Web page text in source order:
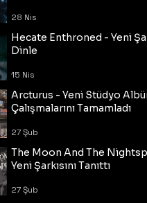
28 Nis
Hecate Enthroned - Yeni
Dinle
15 Nis
Arcturus - Yeni Stüdyo
Çalışmalarını Tamamladı
27 Şub
The Moon And The
Yeni Şarkısını Tanıttı
27 Şub